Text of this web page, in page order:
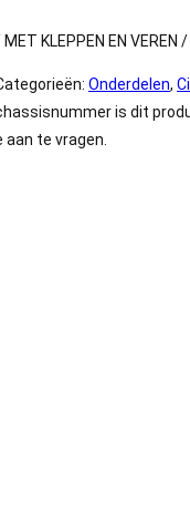
MET KLEPPEN EN
Onderdelen,
is dit
te vragen.